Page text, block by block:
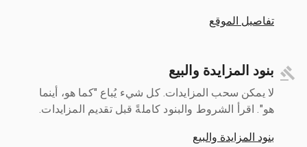
تفاصيل الموقع
بنود المزايدة والبيع
لا يمكن سحب المزايدات. كل شيء يُباع "كما هو، أينما
هو". اقرأ الشروط والبنود كاملةً قبل تقديم المزايدات.
بنود المزايدة والبيع